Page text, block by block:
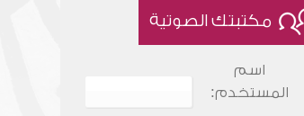
مكتبتك الصوتية
اسم
المستخدم: